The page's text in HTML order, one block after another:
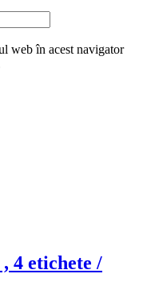
web în acest navigator
4 etichete /